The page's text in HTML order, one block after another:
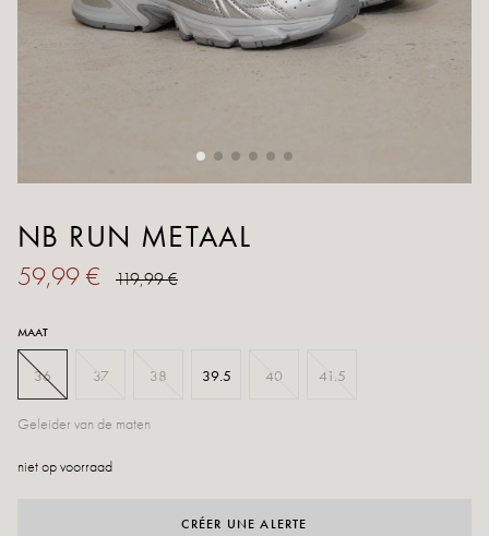
NB RUN METAAL
59,99 € 119,99 €
MAAT
36 37 38 39.5 40 41.5
Geleider van de maten
niet op voorraad
CRÉER UNE ALERTE